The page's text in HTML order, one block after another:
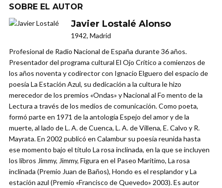
SOBRE EL AUTOR
Javier Lostalé Alonso
1942, Madrid
Profesional de Radio Nacional de España durante 36 años.
Presentador del programa cultural El Ojo Crítico a comienzos de
los años noventa y codirector con Ignacio Elguero del espacio de
poesía La Estación Azul, su dedicación a la cultura le hizo
merecedor de los premios «Ondas» y Nacional al Fo mento de la
Lectura a través de los medios de comunicación. Como poeta,
formó parte en 1971 de la antología Espejo del amor y de la
muerte, al lado de L. A. de Cuenca, L. A. de Villena, E. Calvo y R.
Mayrata. En 2002 publicó en Calambur su poesía reunida hasta
ese momento bajo el título La rosa inclinada, en la que se incluyen
los libros Jimmy, Jimmy, Figura en el Paseo Marítimo, La rosa
inclinada (Premio Juan de Baños), Hondo es el resplandor y La
estación azul (Premio «Francisco de Quevedo» 2003). Es autor